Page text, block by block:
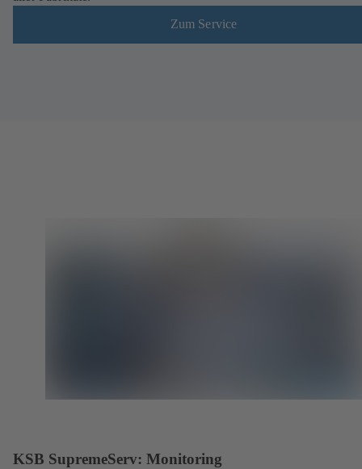
Zum Service
KSB SupremeServ: Monitoring